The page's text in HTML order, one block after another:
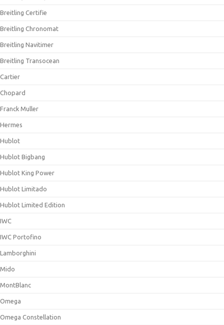
Breitling Certifie
Breitling Chronomat
Breitling Navitimer
Breitling Transocean
Cartier
Chopard
Franck Muller
Hermes
Hublot
Hublot Bigbang
Hublot King Power
Hublot Limitado
Hublot Limited Edition
IWC
IWC Portofino
Lamborghini
Mido
MontBlanc
Omega
Omega Constellation